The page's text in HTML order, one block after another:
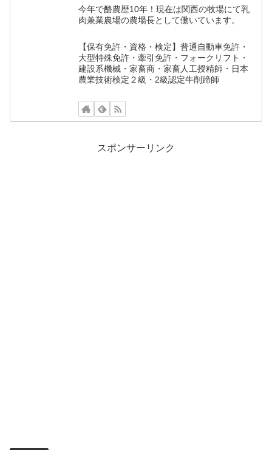
今年で酪農歴10年！現在は関西の牧場にて乳
肉兼業農場の農場長として働いています。
【保有免許・資格・検定】普通自動車免許・
大型特殊免許・牽引免許・フォークリフト・
建設系機械・家畜商・家畜人工授精師・日本
農業技術検定２級・2級認定牛削蹄師
スポンサーリンク